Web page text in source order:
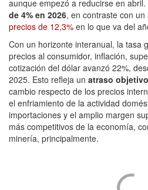
aunque empezó a reducirse en
de 4% en 2026, en contraste con un
precios de 12,3% en lo que va del
Con un horizonte interanual, la tasa
precios al consumidor, inflación,
cotización del dólar avanzó 22%,
2025. Esto refleja un atraso objetivo
cambio respecto de los precios
el enfriamiento de la actividad
importaciones y el amplio margen
más competitivos de la economía,
minería, principalmente.